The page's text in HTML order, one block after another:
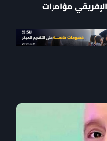
مؤامرات